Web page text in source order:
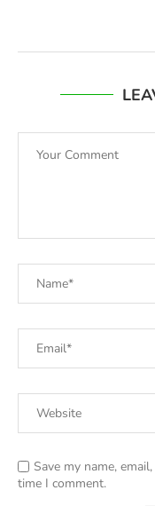
Save my name,
time I comment.